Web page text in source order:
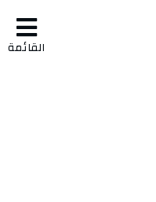
القائمة